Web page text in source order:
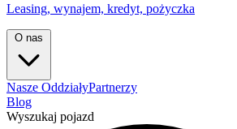
Leasing, wynajem, kredyt, pożyczka
O nas
Nasze OddziałyPartnerzy
Blog
Wyszukaj pojazd